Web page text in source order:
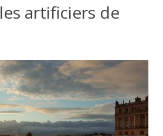
les artificiers de